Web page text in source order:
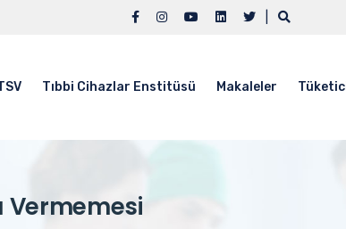
Tıbbi Cihazlar Enstitüsü Makaleler
Vermemesi